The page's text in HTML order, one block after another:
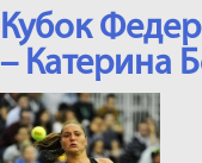
Кубок
– Катерина